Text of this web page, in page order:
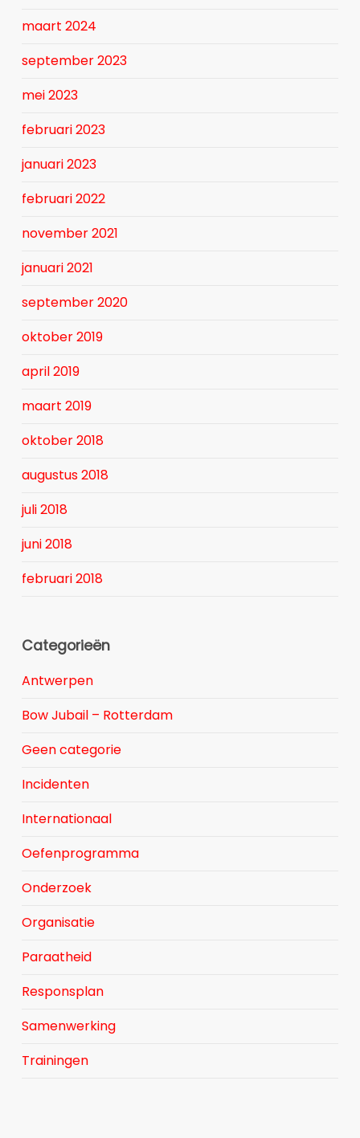
maart 2024
september 2023
mei 2023
februari 2023
januari 2023
februari 2022
november 2021
januari 2021
september 2020
oktober 2019
april 2019
maart 2019
oktober 2018
augustus 2018
juli 2018
juni 2018
februari 2018
Categorieën
Antwerpen
Bow Jubail – Rotterdam
Geen categorie
Incidenten
Internationaal
Oefenprogramma
Onderzoek
Organisatie
Paraatheid
Responsplan
Samenwerking
Trainingen